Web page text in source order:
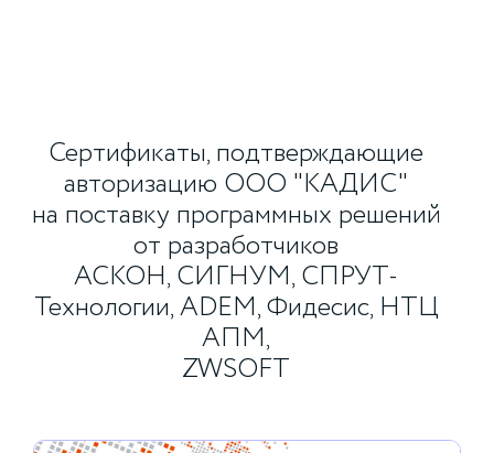
Сертификаты, подтверждающие
авторизацию ООО "КАДИС"
на поставку программных решений
от разработчиков
АСКОН, СИГНУМ, СПРУТ-
Технологии, ADEM, Фидесис, НТЦ
АПМ,
ZWSOFT